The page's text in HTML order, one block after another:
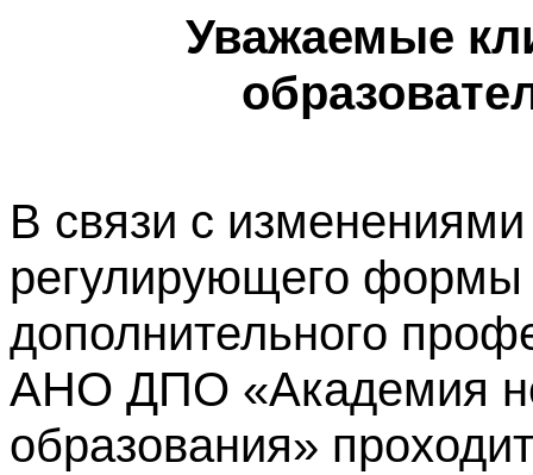
Уважаемые
В связи с изменениями
регулирующего формы
дополнительного
АНО ДПО «Академия
образования»